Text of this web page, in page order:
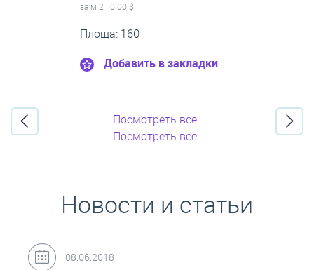
за м 2 : 0.00 $
Этаж:8
Посмотреть все
Посмотреть все
Новости и статьи
31.05.2018